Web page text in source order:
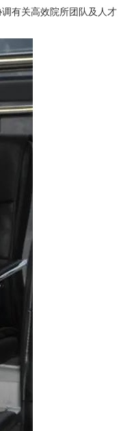
有关高效院所团队及人才